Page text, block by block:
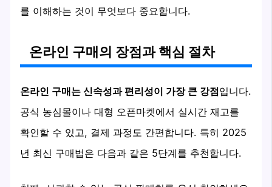
를 이해하는 것이 무엇보다 중요합니다.
온라인 구매의 장점과 핵심 절차
온라인 구매는 신속성과 편리성이 가장 큰 강점입니다.
공식 농심몰이나 대형 오픈마켓에서 실시간 재고를
확인할 수 있고, 결제 과정도 간편합니다. 특히 2025
년 최신 구매법은 다음과 같은 5단계를 추천합니다.